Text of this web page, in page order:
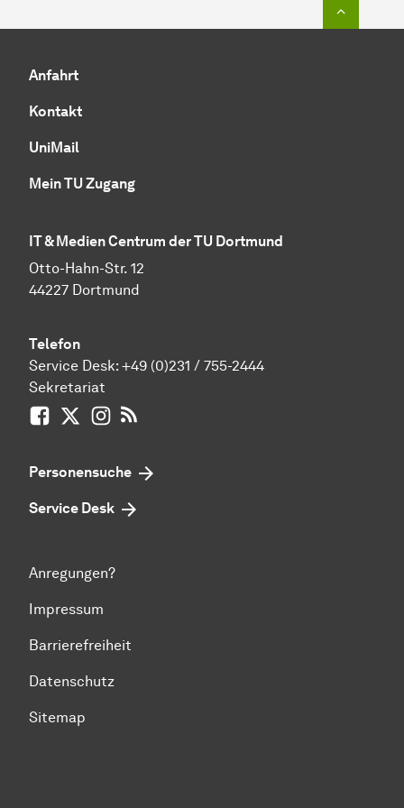
Anfahrt
Kontakt
UniMail
Mein TU Zugang
IT & Medien Centrum der TU Dortmund
Otto-Hahn-Str. 12
44227 Dortmund
Telefon
Service Desk: +49 (0)231 / 755-2444
Sekretariat
FacebookX / vormals Twitter
Instagram
Personensuche
Service Desk
Anregungen?
Impressum
Barrierefreiheit
Datenschutz
Sitemap